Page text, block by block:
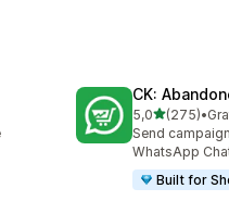
CK:
5,0av 5 stjerner
(275)
Totalt 275 •
Send
WhatsApp
Built for